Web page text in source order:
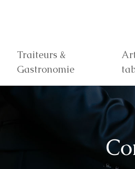
Traiteurs &
Gastronomie